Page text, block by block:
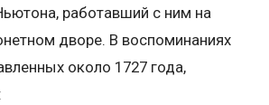
работавший с ним на
дворе. В воспоминаниях
около 1727 года,
: